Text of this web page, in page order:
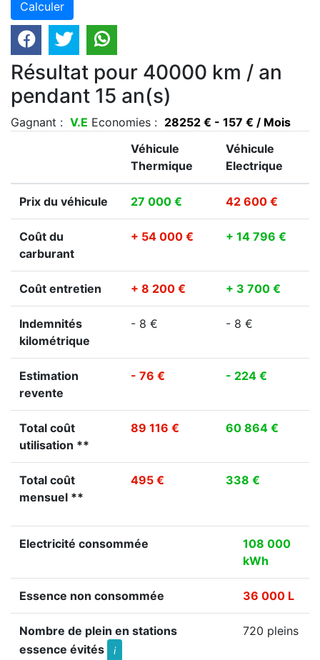
Résultat pour 40000 km / an
pendant 15 an(s)
Gagnant : V.E Economies : 28252 € - 157 € / Mois
Véhicule
Thermique
Véhicule
Electrique
Prix du véhicule 27 000 € 42 600 €
Coût du
carburant
+ 54 000 € + 14 796 €
Coût entretien + 8 200 € + 3 700 €
Indemnités
kilométrique
- 8 € - 8 €
Estimation
revente
- 76 € - 224 €
Total coût
utilisation **
89 116 € 60 864 €
Total coût
mensuel **
495 € 338 €
Electricité consommée
108 000
kWh
Essence non consommée 36 000 L
Nombre de plein en stations
essence évités
i
720 pleins